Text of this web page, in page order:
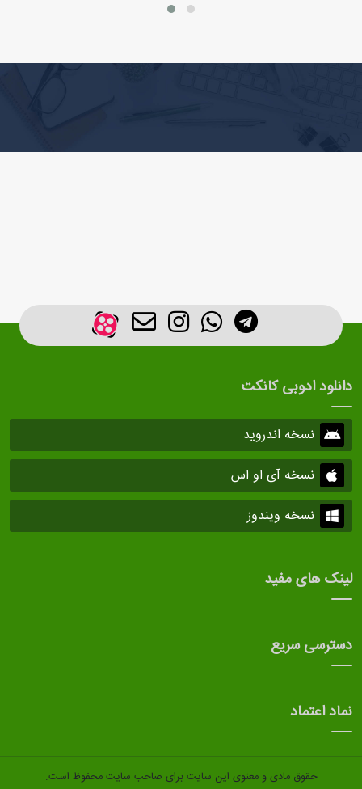
دانلود ادوبی کانکت
نسخه اندروید
نسخه آی او اس
نسخه ویندوز
لینک های مفید
دسترسی سریع
نماد اعتماد
حقوق مادی و معنوی این سایت برای صاحب سایت محفوظ است.